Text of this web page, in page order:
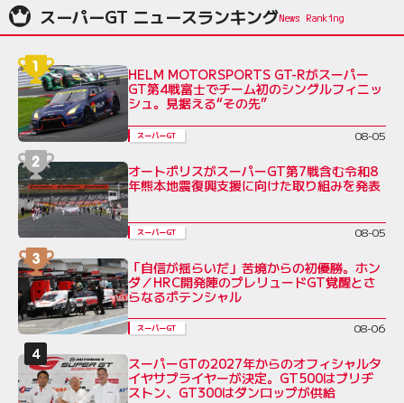
スーパーGT ニュースランキング
HELM MOTORSPORTS GT-Rがスーパー
GT第4戦富士でチーム初のシングルフィニッ
シュ。見据える“その先”
スーパーGT 08-05
オートポリスがスーパーGT第7戦含む令和8
年熊本地震復興支援に向けた取り組みを発表
スーパーGT 08-05
「自信が揺らいだ」苦境からの初優勝。ホン
ダ／HRC開発陣のプレリュードGT覚醒とさ
らなるポテンシャル
スーパーGT 08-06
スーパーGTの2027年からのオフィシャルタ
イヤサプライヤーが決定。GT500はブリヂ
ストン、GT300はダンロップが供給